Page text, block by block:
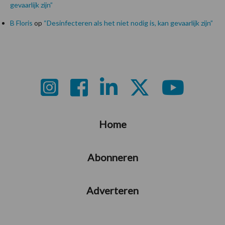
gevaarlijk zijn”
B Floris op “Desinfecteren als het niet nodig is, kan gevaarlijk zijn”
Home
Abonneren
Adverteren